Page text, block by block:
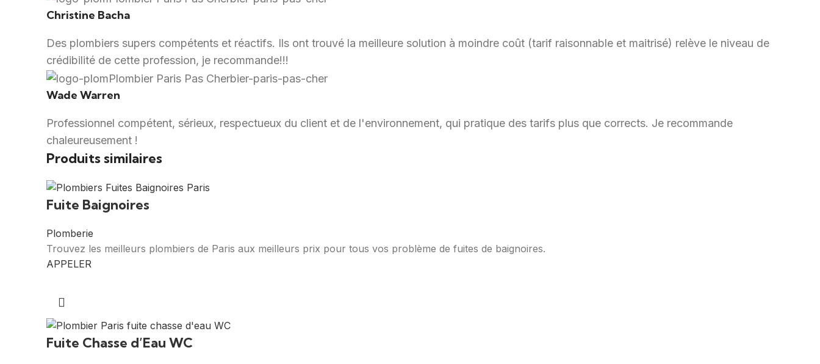
Christine Bacha
Des plombiers supers compétents et réactifs. Ils ont trouvé la meilleure solution à moindre coût (tarif raisonnable et maitrisé) relève le niveau de
crédibilité de cette profession, je recommande!!!
Wade Warren
Professionnel compétent, sérieux, respectueux du client et de l'environnement, qui pratique des tarifs plus que corrects. Je recommande
chaleureusement !
Produits similaires
Fuite Baignoires
Plomberie
Trouvez les meilleurs plombiers de Paris aux meilleurs prix pour tous vos problème de fuites de baignoires.
APPELER
Fuite Chasse d’Eau WC